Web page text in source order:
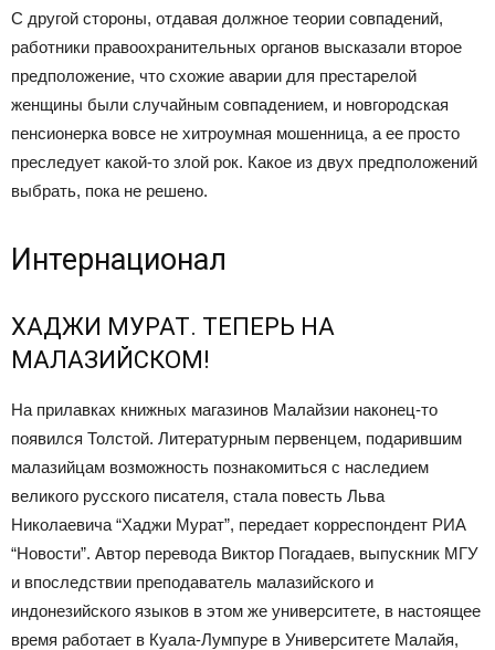
С другой стороны, отдавая должное теории совпадений,
работники правоохранительных органов высказали второе
предположение, что схожие аварии для престарелой
женщины были случайным совпадением, и новгородская
пенсионерка вовсе не хитроумная мошенница, а ее просто
преследует какой-то злой рок. Какое из двух предположений
выбрать, пока не решено.
Интернационал
ХАДЖИ МУРАТ. ТЕПЕРЬ НА
МАЛАЗИЙСКОМ!
На прилавках книжных магазинов Малайзии наконец-то
появился Толстой. Литературным первенцем, подарившим
малазийцам возможность познакомиться с наследием
великого русского писателя, стала повесть Льва
Николаевича “Хаджи Мурат”, передает корреспондент РИА
“Новости”. Автор перевода Виктор Погадаев, выпускник МГУ
и впоследствии преподаватель малазийского и
индонезийского языков в этом же университете, в настоящее
время работает в Куала-Лумпуре в Университете Малайя,